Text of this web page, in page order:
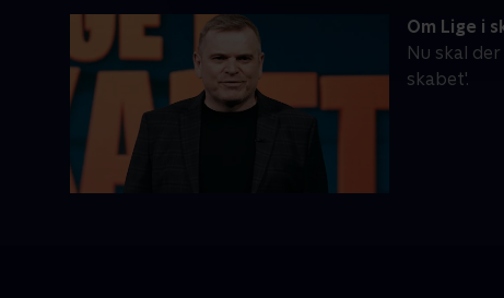
Om Lige i
Nu skal
skabet'.